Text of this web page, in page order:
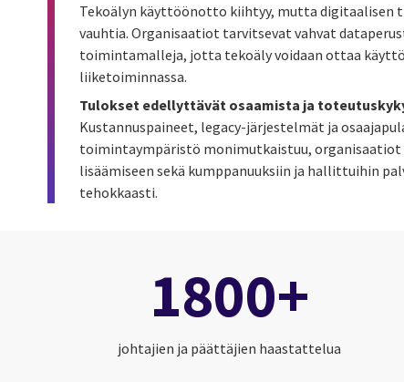
Tekoälyn käyttöönotto kiihtyy, mutta digitaalisen
vauhtia. Organisaatiot tarvitsevat vahvat
toimintamalleja, jotta tekoäly voidaan ottaa
liiketoiminnassa.
Tulokset edellyttävät osaamista ja
Kustannuspaineet, legacy-järjestelmät ja
toimintaympäristö monimutkaistuu,
lisäämiseen sekä kumppanuuksiin ja hallittuihin
tehokkaasti.
1800+
johtajien ja päättäjien haastattelua